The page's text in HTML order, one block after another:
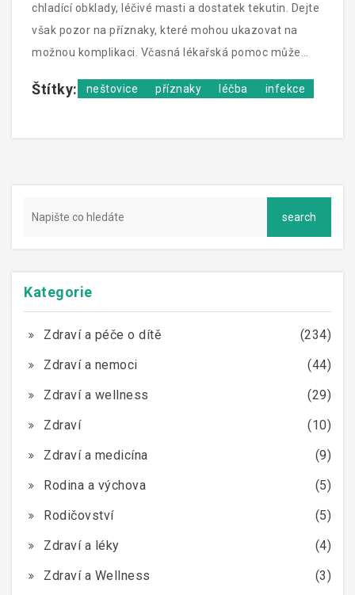
chladící obklady, léčivé masti a dostatek tekutin. Dejte
však pozor na příznaky, které mohou ukazovat na
možnou komplikaci. Včasná lékařská pomoc může
zotavení vašeho dítěte.
Štítky: neštovice příznaky léčba infekce
Kategorie
Zdraví a péče o dítě
(234)
Zdraví a nemoci
(44)
Zdraví a wellness
(29)
Zdraví
(10)
Zdraví a medicína
(9)
Rodina a výchova
(5)
Rodičovství
(5)
Zdraví a léky
(4)
Zdraví a Wellness
(3)